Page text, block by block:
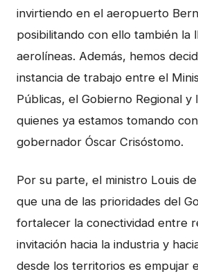
invirtiendo en el aeropuerto
posibilitando con ello también la
aerolíneas. Además, hemos
instancia de trabajo entre el
Públicas, el Gobierno Regional y
quienes ya estamos tomando
gobernador Óscar Crisóstomo.
Por su parte, el ministro Louis
que una de las prioridades del
fortalecer la conectividad entre
invitación hacia la industria y
desde los territorios es empujar